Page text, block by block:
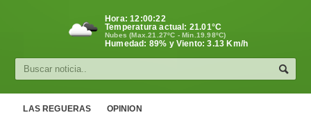
Cultura
Hora:12:00:23
Temperatura actual: 21.01°C
Nubes (Max.21.27ºC - Min.19.98ºC)
Humedad: 89% y Viento: 3.13 Km/h
LAS REGUERAS OPINION